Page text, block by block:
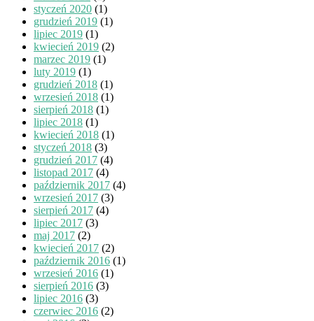
styczeń 2020 (1)
grudzień 2019 (1)
lipiec 2019 (1)
kwiecień 2019 (2)
marzec 2019 (1)
luty 2019 (1)
grudzień 2018 (1)
wrzesień 2018 (1)
sierpień 2018 (1)
lipiec 2018 (1)
kwiecień 2018 (1)
styczeń 2018 (3)
grudzień 2017 (4)
listopad 2017 (4)
październik 2017 (4)
wrzesień 2017 (3)
sierpień 2017 (4)
lipiec 2017 (3)
maj 2017 (2)
kwiecień 2017 (2)
październik 2016 (1)
wrzesień 2016 (1)
sierpień 2016 (3)
lipiec 2016 (3)
czerwiec 2016 (2)